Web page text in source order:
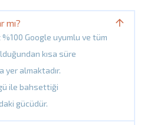
mı?
%100 Google uyumlu ve tüm
kısa süre
yer almaktadır.
ile bahsettiği
gücüdür.